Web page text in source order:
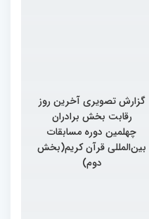
گزارش تصویری آخرین روز
رقابت بخش برادران
چهلمین دوره مسابقات
بین‌المللی قرآن کریم(بخش
دوم)